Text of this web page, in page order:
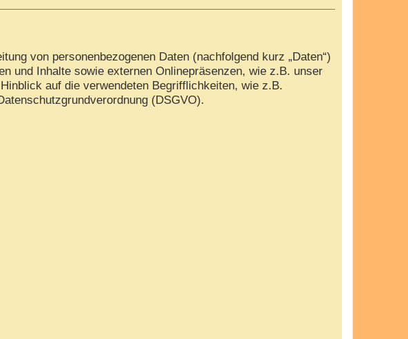
von personenbezogenen Daten (nachfolgend kurz „Daten“)
und Inhalte sowie externen Onlinepräsenzen, wie z.B. unser
auf die verwendeten Begrifflichkeiten, wie z.B.
(DSGVO).